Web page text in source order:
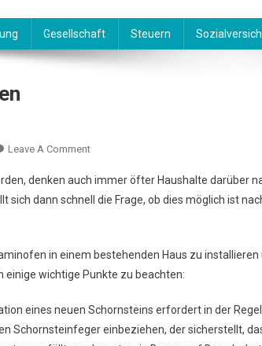
Gesellschaft Steuern
Leave A CommentOn
Kaminofen
denken auch immer öfter Haushalte darüber
sich dann schnell die Frage, ob dies möglich ist
in einem bestehenden Haus zu
einige wichtige Punkte zu beachten:
eines neuen Schornsteins erfordert in der
Schornsteinfeger einbeziehen, der sicherstellt,